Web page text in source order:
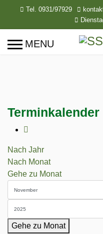
Tel. 0931/97929
Terminkalender
Nach Jahr
Nach Monat
Gehe zu Monat
Gehe zu Monat